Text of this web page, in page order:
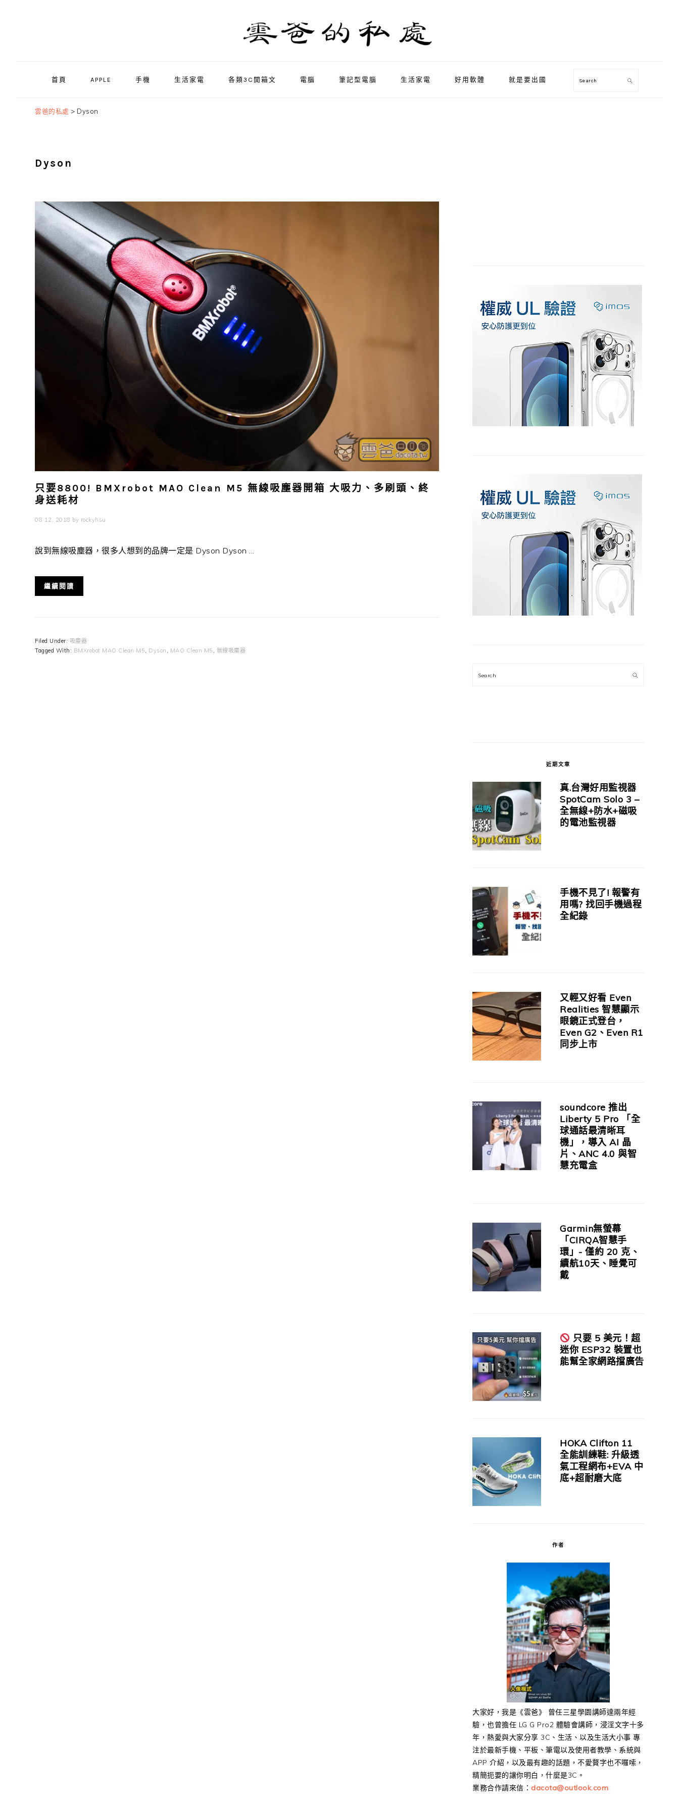
首頁 APPLE 手機 生活家電 各類3C開箱文 電腦 筆記型電腦 生活家電 好用軟體 就是要出國 Search
雲爸的私處 > Dyson
Dyson
只要8800! BMXrobot MAO Clean M5 無線吸塵器開箱 大吸力、多刷頭、終
身送耗材
08 12, 2018 by rockyhsu
說到無線吸塵器，很多人想到的品牌一定是 Dyson Dyson ...
繼續閱讀
Filed Under: 吸塵器
Tagged With: BMXrobot MAO Clean M5 Dyson MAO Clean M5 無線吸塵器
Search
近期文章
真.台灣好用監視器
SpotCam Solo 3 –
全無線+防水+磁吸
的電池監視器
手機不見了! 報警有
用嗎? 找回手機過程
全紀錄
又輕又好看 Even
Realities 智慧顯示
眼鏡正式登台，
Even G2、Even R1
同步上市
soundcore 推出
Liberty 5 Pro 「全
球通話最清晰耳
機」，導入 AI 晶
片、ANC 4.0 與智
慧充電盒
Garmin無螢幕
「CIRQA智慧手
環」- 僅約 20 克、
續航10天、睡覺可
戴
只要 5 美元！超
迷你 ESP32 裝置也
能幫全家網路擋廣告
HOKA Clifton 11
全能訓練鞋: 升級透
氣工程網布+EVA 中
底+超耐磨大底
作者
大家好，我是《雲爸》 曾任三星學園講師達兩年經
驗，也曾擔任 LG G Pro2 體驗會講師，浸淫文字十多
年，熱愛與大家分享 3C、生活、以及生活大小事 專
注於最新手機、平板、筆電以及使用者教學、系統與
APP 介紹，以及最有趣的話題，不愛贅字也不囉嗦，
精簡扼要的讓你明白，什麼是3C。
業務合作請來信： dacota@outlook.com